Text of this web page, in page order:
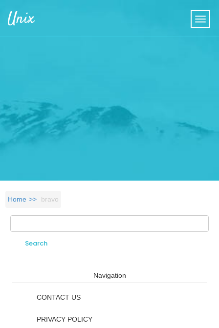
Unix
Home bravo
Search form
Navigation
CONTACT US
PRIVACY POLICY